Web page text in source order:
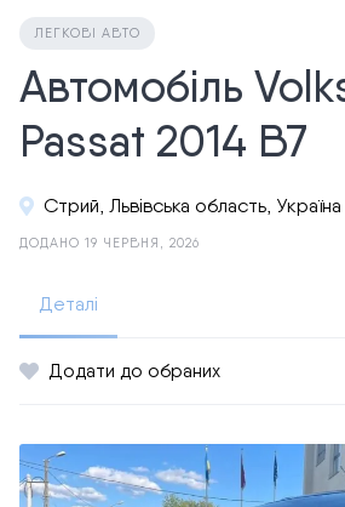
ЛЕГКОВІ АВТО
Автомобіль
Passat 2014 B7
Стрий, Львівська область, Україна
ДОДАНО 19 ЧЕРВНЯ, 2026
Деталі
Додати до обраних